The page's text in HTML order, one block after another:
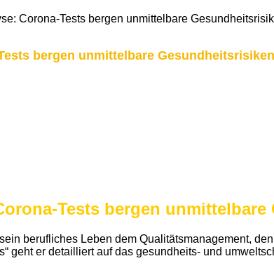
Corona-Tests bergen unmittelbare
bergen unmittelbare Gesundheitsrisiken
Tests bergen
berufliches Leben dem Qualitätsmanagement,
geht er detailliert auf das gesundheits- und